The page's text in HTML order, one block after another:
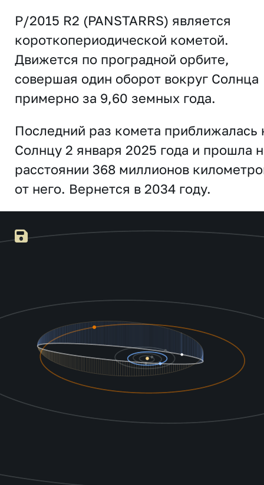
P/2015 R2 (PANSTARRS) является
короткопериодической кометой.
Движется по проградной орбите,
совершая один оборот вокруг Солнца
примерно за 9,60 земных года.
Последний раз комета приближалась
Солнцу 2 января 2025 года и прошла
расстоянии 368 миллионов
от него. Вернется в 2034 году.